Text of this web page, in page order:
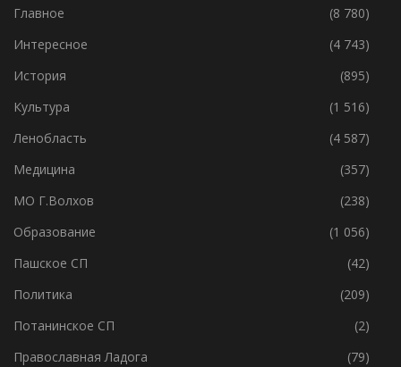
Главное
(8 780)
Интересное
(4 743)
История
(895)
Культура
(1 516)
Ленобласть
(4 587)
Медицина
(357)
МО Г.Волхов
(238)
Образование
(1 056)
Пашское СП
(42)
Политика
(209)
Потанинское СП
(2)
Православная Ладога
(79)